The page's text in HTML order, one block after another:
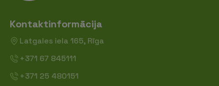
Kontaktinformācija
Latgales iela 165, Rīga
+371 67 845111
+371 25 480151